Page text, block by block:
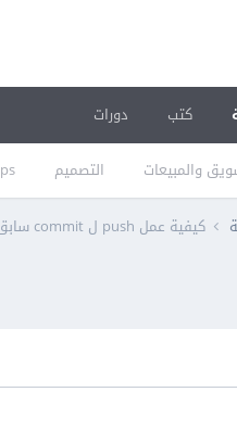
والمبيعات التصميم
كتب دورات
كيفية عمل push ل commit سابق بدون الcommits الجديدة